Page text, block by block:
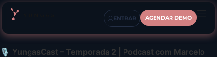
ENTRAR AGENDAR DEMO
🎙️ YungasCast – Temporada 2 | Podcast com Marcelo